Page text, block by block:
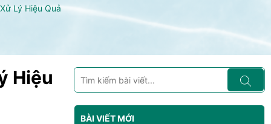
Lý Hiệu Quả
Hiệu
BÀI VIẾT MỚI